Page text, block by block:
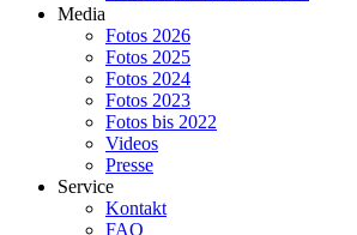
Media
Fotos 2026
Fotos 2025
Fotos 2024
Fotos 2023
Fotos bis 2022
Videos
Presse
Service
Kontakt
FAQ